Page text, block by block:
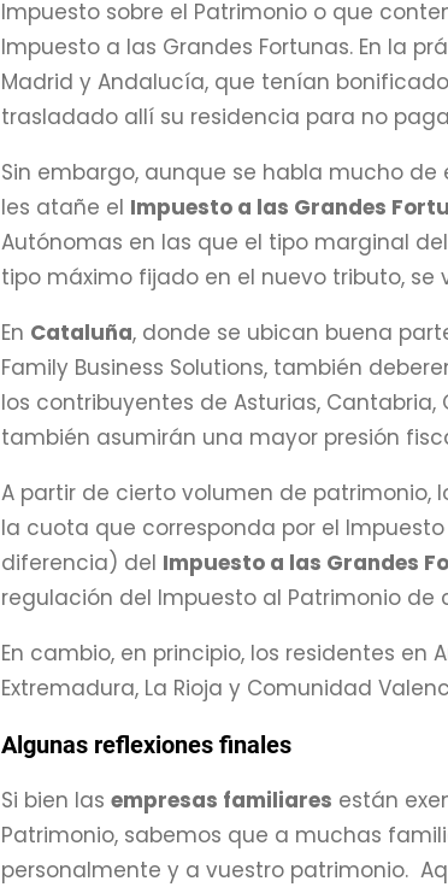
Impuesto sobre el Patrimonio o que
Impuesto a las Grandes Fortunas. En la
Madrid y Andalucía, que tenían
trasladado allí su residencia para no
Sin embargo, aunque se habla mucho
les atañe el Impuesto a las Grandes
Autónomas en las que el tipo marginal
tipo máximo fijado en el nuevo tributo, se
En Cataluña, donde se ubican buena
Family Business Solutions, también
los contribuyentes de Asturias, Cantabria,
también asumirán una mayor presión
A partir de cierto volumen de patrimonio,
la cuota que corresponda por el
diferencia) del Impuesto a las Grandes
regulación del Impuesto al Patrimonio de
En cambio, en principio, los residentes en
Extremadura, La Rioja y Comunidad
Algunas reflexiones finales
Si bien las empresas familiares están
Patrimonio, sabemos que a muchas
personalmente y a vuestro patrimonio.